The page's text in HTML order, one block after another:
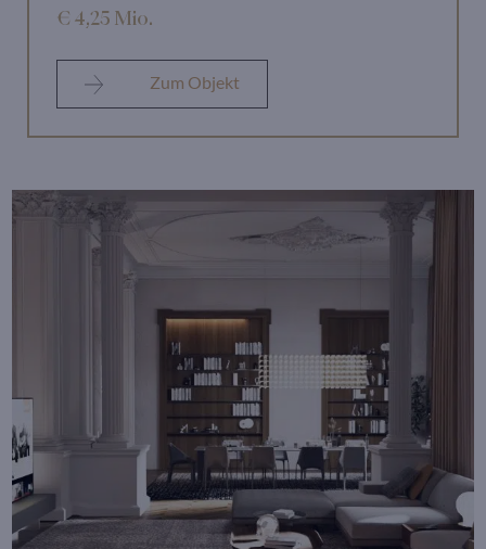
€ 4,25 Mio.
Zum Objekt